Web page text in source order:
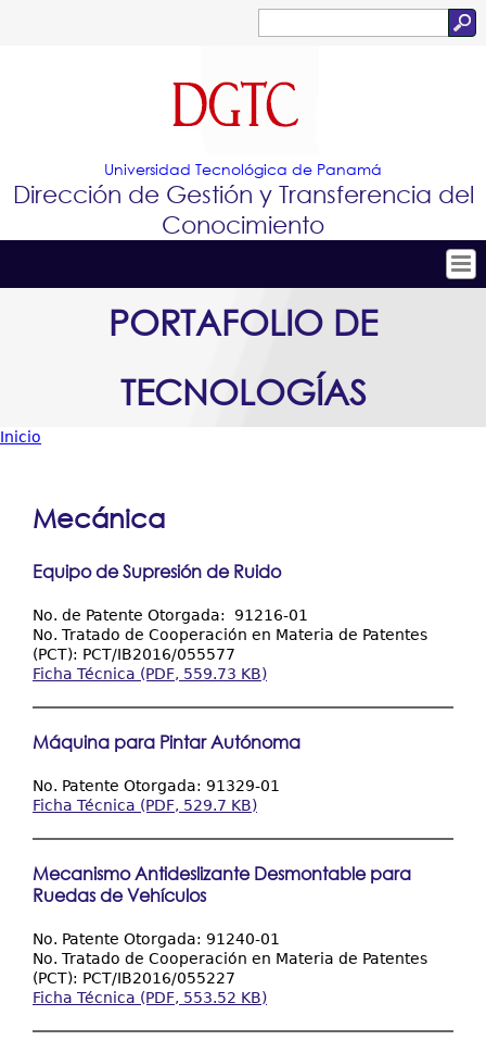
Jump to navigation
de
búsqueda
Universidad Tecnológica de Panamá
Dirección de Gestión y Transferencia del
Conocimiento
Inicio
Conoce e Innova
Portafolio de Tecnologías
PORTAFOLIO DE
TECNOLOGÍAS
está
Inicio
Mecánica
Equipo de Supresión de Ruido
No. de Patente Otorgada: 91216-01
No. Tratado de Cooperación en Materia de Patentes
(PCT): PCT/IB2016/055577
Ficha Técnica (PDF, 559.73 KB)
Máquina para Pintar Autónoma
No. Patente Otorgada: 91329-01
Ficha Técnica (PDF, 529.7 KB)
Mecanismo Antideslizante Desmontable para
Ruedas de Vehículos
No. Patente Otorgada: 91240-01
No. Tratado de Cooperación en Materia de Patentes
(PCT): PCT/IB2016/055227
Ficha Técnica (PDF, 553.52 KB)